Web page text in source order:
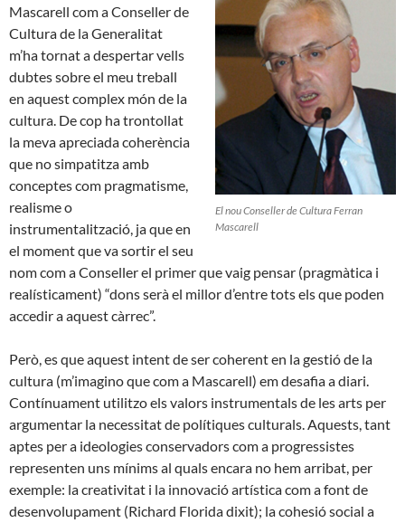
El nou Conseller de Cultura Ferran
Mascarell
Mascarell com a Conseller de
Cultura de la Generalitat
m’ha tornat a despertar vells
dubtes sobre el meu treball
en aquest complex món de la
cultura. De cop ha trontollat
la meva apreciada coherència
que no simpatitza amb
conceptes com pragmatisme,
realisme o
instrumentalització, ja que en
el moment que va sortir el seu
nom com a Conseller el primer que vaig pensar (pragmàtica i
realísticament) “dons serà el millor d’entre tots els que poden
accedir a aquest càrrec”.
Però, es que aquest intent de ser coherent en la gestió de la
cultura (m’imagino que com a Mascarell) em desafia a diari.
Contínuament utilitzo els valors instrumentals de les arts per
argumentar la necessitat de polítiques culturals. Aquests, tant
aptes per a ideologies conservadors com a progressistes
representen uns mínims al quals encara no hem arribat, per
exemple: la creativitat i la innovació artística com a font de
desenvolupament (Richard Florida dixit); la cohesió social a